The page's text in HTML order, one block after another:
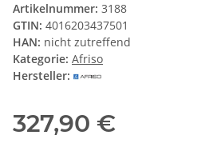
Artikelnummer: 3188
GTIN: 4016203437501
HAN: nicht zutreffend
Kategorie: Afriso
Hersteller:
327,90 €